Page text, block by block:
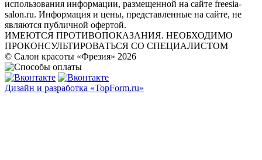
использования информации, размещенной на сайте freesia-
salon.ru. Информация и цены, представленные на сайте, не
являются публичной офертой.
ИМЕЮТСЯ ПРОТИВОПОКАЗАНИЯ. НЕОБХОДИМО
ПРОКОНСУЛЬТИРОВАТЬСЯ СО СПЕЦИАЛИСТОМ
© Салон красоты «Фрезия» 2026
Дизайн и разработка «TopForm.ru»